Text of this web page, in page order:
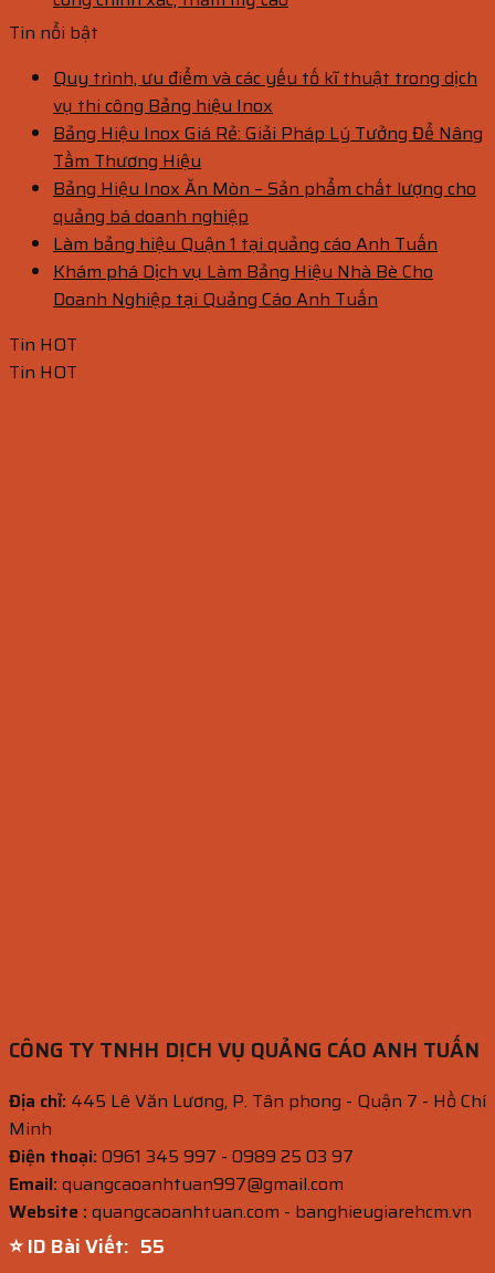
Tin nổi bật
Quy trình, ưu điểm và các yếu tố kĩ thuật trong dịch
vụ thi công Bảng hiệu Inox
Bảng Hiệu Inox Giá Rẻ: Giải Pháp Lý Tưởng Để Nâng
Tầm Thương Hiệu
Bảng Hiệu Inox Ăn Mòn – Sản phẩm chất lượng cho
quảng bá doanh nghiệp
Làm bảng hiệu Quận 1 tại quảng cáo Anh Tuấn
Khám phá Dịch vụ Làm Bảng Hiệu Nhà Bè Cho
Doanh Nghiệp tại Quảng Cáo Anh Tuấn
Tin HOT
Tin HOT
CÔNG TY TNHH DỊCH VỤ QUẢNG CÁO ANH TUẤN
Địa chỉ: 445 Lê Văn Lương, P. Tân phong - Quận 7 - Hồ Chí
Minh
Điện thoại:0961 345 997 - 0989 25 03 97
Email:quangcaoanhtuan997@gmail.com
Website :quangcaoanhtuan.com - banghieugiarehcm.vn
⭐ ID Bài Viết: 53